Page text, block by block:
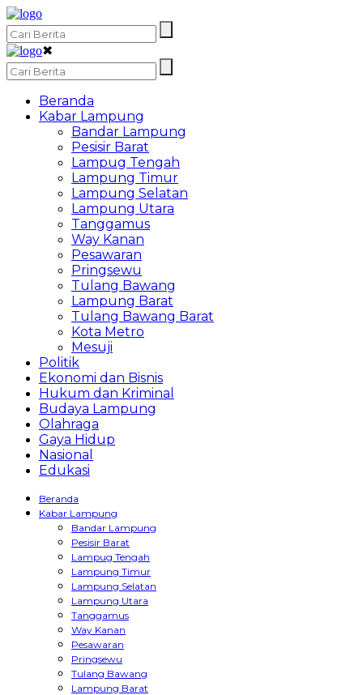
✖
Beranda
Kabar Lampung
Bandar Lampung
Pesisir Barat
Lampug Tengah
Lampung Timur
Lampung Selatan
Lampung Utara
Tanggamus
Way Kanan
Pesawaran
Pringsewu
Tulang Bawang
Lampung Barat
Tulang Bawang Barat
Kota Metro
Mesuji
Politik
Ekonomi dan Bisnis
Hukum dan Kriminal
Budaya Lampung
Olahraga
Gaya Hidup
Nasional
Edukasi
Beranda
Kabar Lampung
Bandar Lampung
Pesisir Barat
Lampug Tengah
Lampung Timur
Lampung Selatan
Lampung Utara
Tanggamus
Way Kanan
Pesawaran
Pringsewu
Tulang Bawang
Lampung Barat